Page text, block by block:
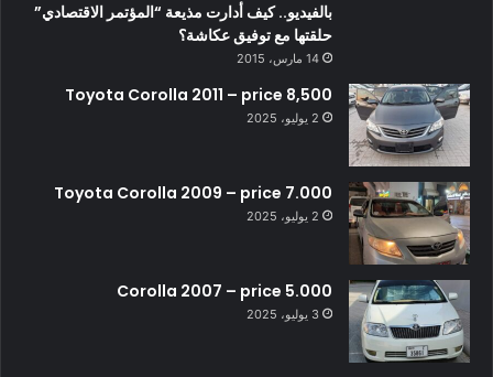
بالفيديو.. كيف أدارت مذيعة “المؤتمر الاقتصادي”
حلقتها مع توفيق عكاشة؟
14 مارس، 2015
Toyota Corolla 2011 – price 8,500
2 يوليو، 2025
Toyota Corolla 2009 – price 7.000
2 يوليو، 2025
Corolla 2007 – price 5.000
3 يوليو، 2025